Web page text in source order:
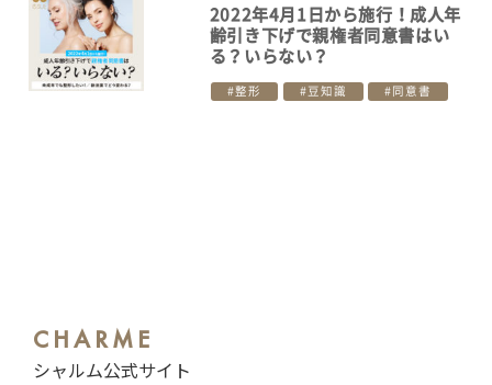
2022年4月1日から施行！成人年
齢引き下げで親権者同意書はい
る？いらない？
整形 豆知識 同意書
CHARME
シャルム公式サイト